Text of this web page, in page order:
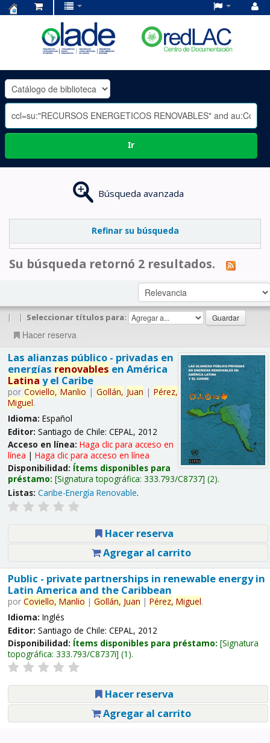
OLADE
-
Ir
Búsqueda avanzada
Refinar su búsqueda
Su búsqueda retornó 2 resultados.
| | Seleccionar títulos para:
Hacer reserva
Las alianzas público - privadas en
energías renovables en América
Latina y el Caribe
por Coviello, Manlio | Gollán, Juan | Pérez,
Miguel.
Idioma: Español
Editor: Santiago de Chile: CEPAL, 2012
Acceso en línea: Haga clic para acceso en
línea | Haga clic para acceso en línea
Disponibilidad: Ítems disponibles para
préstamo: Signatura topográfica: 333.793/C8737 (2).
Listas: Caribe-Energía Renovable.
Hacer reserva
Agregar al carrito
Public - private partnerships in renewable energy in
Latin America and the Caribbean
por Coviello, Manlio | Gollán, Juan | Pérez, Miguel.
Idioma: Inglés
Editor: Santiago de Chile: CEPAL, 2012
Disponibilidad: Ítems disponibles para préstamo: Signatura
topográfica: 333.793/C8737i (1).
Hacer reserva
Agregar al carrito